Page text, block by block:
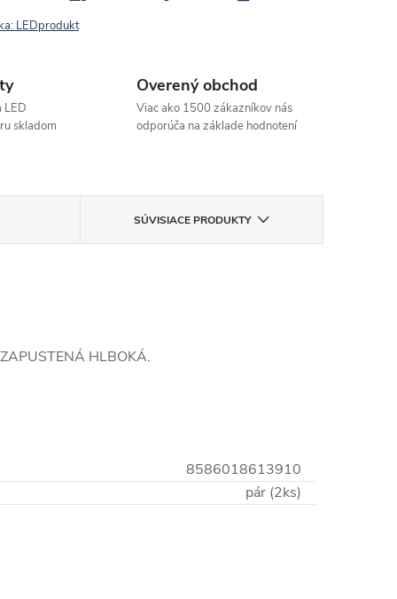
LEDprodukt
LED
skladom
Overený obchod
Viac ako 1500 zákazníkov nás
odporúča na základe hodnotení
SÚVISIACE PRODUKTY
HLBOKÁ.
8586018613910
pár (2ks)